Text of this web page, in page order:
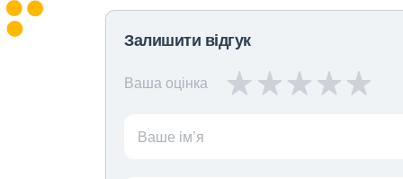
Залишити відгук
Ваша оцінка
Ваше ім’я